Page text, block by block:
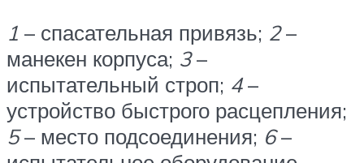
1 – спасательная привязь; 2–
манекен корпуса; 3–
испытательный строп; 4–
устройство быстрого расцепления;
5– место подсоединения; 6–